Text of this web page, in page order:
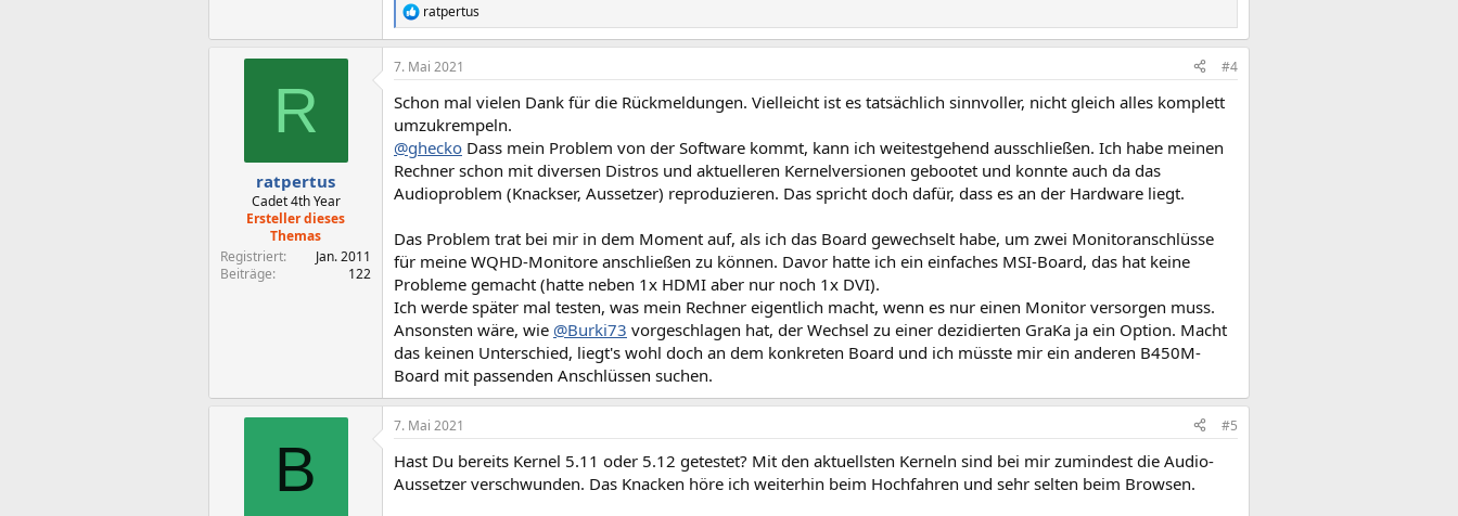
R
e
a
k
i
o
n
e
n
:
ratpertus
R
ratpertus
Cadet 4th Year
Ersteller dieses
Themas
Registriert
Jan. 2011
Beiträge
122
7. Mai 2021 #4
Schon mal vielen Dank für die Rückmeldungen. Vielleicht ist es tatsächlich sinnvoller, nicht gleich alles komplett
umzukrempeln.
@ghecko Dass mein Problem von der Software kommt, kann ich weitestgehend ausschließen. Ich habe meinen
Rechner schon mit diversen Distros und aktuelleren Kernelversionen gebootet und konnte auch da das
Audioproblem (Knackser, Aussetzer) reproduzieren. Das spricht doch dafür, dass es an der Hardware liegt.
Das Problem trat bei mir in dem Moment auf, als ich das Board gewechselt habe, um zwei Monitoranschlüsse
für meine WQHD-Monitore anschließen zu können. Davor hatte ich ein einfaches MSI-Board, das hat keine
Probleme gemacht (hatte neben 1x HDMI aber nur noch 1x DVI).
Ich werde später mal testen, was mein Rechner eigentlich macht, wenn es nur einen Monitor versorgen muss.
Ansonsten wäre, wie @Burki73 vorgeschlagen hat, der Wechsel zu einer dezidierten GraKa ja ein Option. Macht
das keinen Unterschied, liegt's wohl doch an dem konkreten Board und ich müsste mir ein anderen B450M-
Board mit passenden Anschlüssen suchen.
B
7. Mai 2021 #5
Hast Du bereits Kernel 5.11 oder 5.12 getestet? Mit den aktuellsten Kerneln sind bei mir zumindest die Audio-
Aussetzer verschwunden. Das Knacken höre ich weiterhin beim Hochfahren und sehr selten beim Browsen.